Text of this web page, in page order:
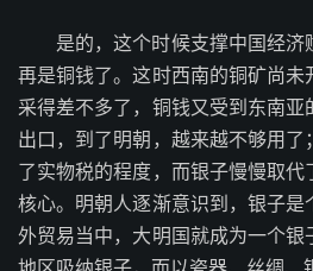
是的，这个时候支撑中国经
再是铜钱了。这时西南的铜矿尚未
采得差不多了，铜钱又受到东南
出口，到了明朝，越来越不够用
了实物税的程度，而银子慢慢取
核心。明朝人逐渐意识到，银子
外贸易当中，大明国就成为一个银